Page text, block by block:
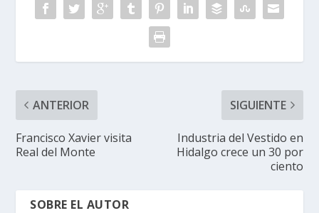
ANTERIOR
Francisco Xavier visita
Real del Monte
SIGUIENTE
Industria del Vestido en
Hidalgo crece un 30 por
ciento
SOBRE EL AUTOR